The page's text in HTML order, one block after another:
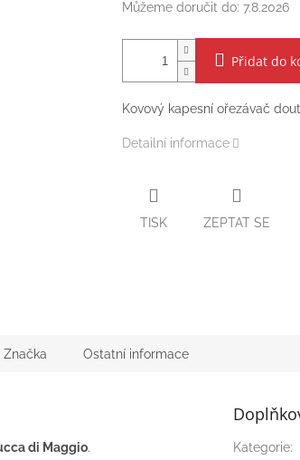
Můžeme doručit do: 7.8.2026
Přidat do
Kovový kapesní ořezávač
Detailní informace
TISK ZEPTAT SE
Značka Ostatní informace
di Maggio. Kategorie: